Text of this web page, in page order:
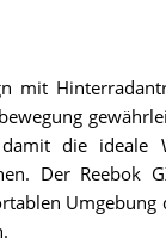
mit
die ideale
Der Reebok